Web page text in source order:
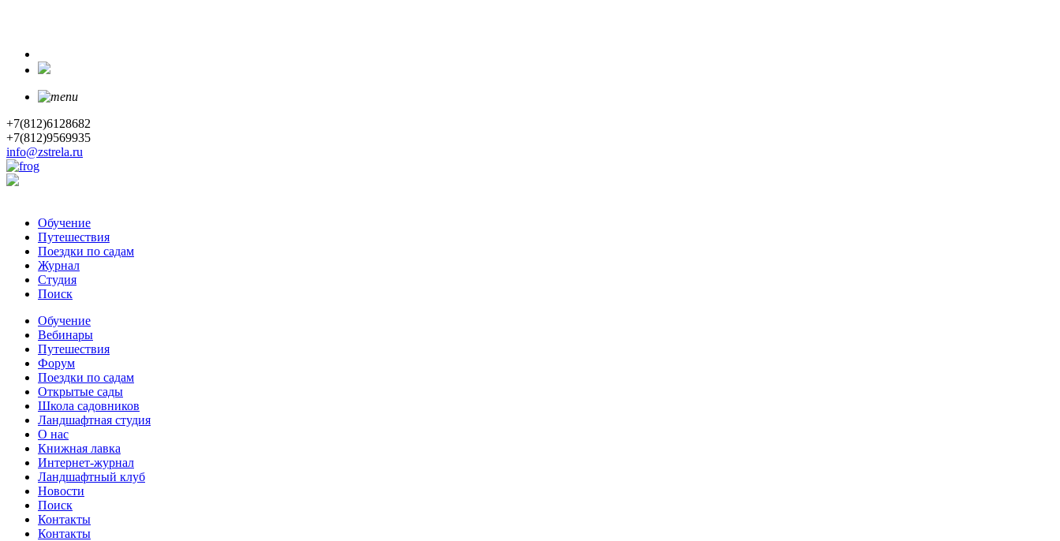
+7(812)6128682
+7(812)9569935
info@zstrela.ru
Обучение
Путешествия
Поездки по садам
Журнал
Студия
Поиск
Обучение
Вебинары
Путешествия
Форум
Поездки по садам
Открытые сады
Школа садовников
Ландшафтная студия
О нас
Книжная лавка
Интернет-журнал
Ландшафтный клуб
Новости
Поиск
Контакты
Контакты